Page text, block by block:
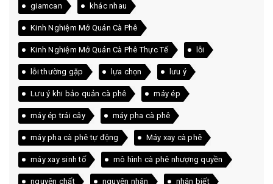
giamcan khác nhau
Kinh Nghiệm Mở Quán Cà Phê
Kinh Nghiệm Mở Quán Cà Phê Thực Tế lỗi
lỗi thường gặp lựa chọn lưu ý
Lưu ý khi bảo quản cà phê máy ép
máy ép trái cây máy pha cà phê
máy pha cà phê tự động Máy xay cà phê
máy xay sinh tố mô hình cà phê nhượng quyền
nguyên chất nguyên nhân nhận biết